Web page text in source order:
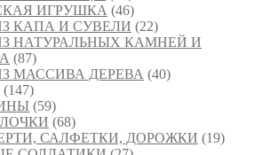
ИГРУШКА (46)
КАПА И СУВЕЛИ (22)
НАТУРАЛЬНЫХ КАМНЕЙ И
(87)
МАССИВА ДЕРЕВА (40)
(147)
(59)
(68)
САЛФЕТКИ, ДОРОЖКИ (19)